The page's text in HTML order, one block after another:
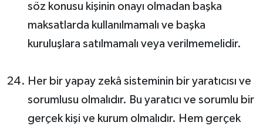
söz konusu kişinin onayı olmadan başka
maksatlarda kullanılmamalı ve başka
kuruluşlara satılmamalı veya verilmemelidir.
Her bir yapay zekâ sisteminin bir yaratıcısı ve
sorumlusu olmalıdır. Bu yaratıcı ve sorumlu bir
gerçek kişi ve kurum olmalıdır. Hem gerçek